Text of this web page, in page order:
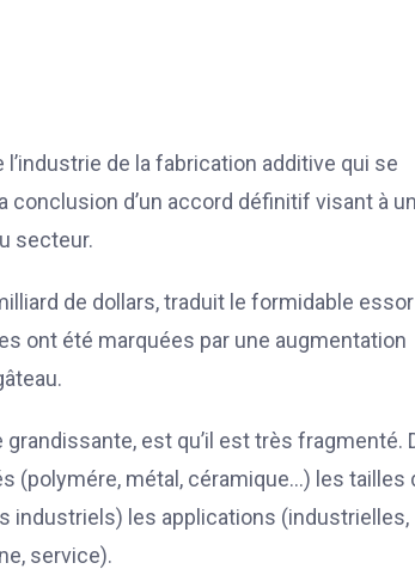
de la fabrication additive qui se
conclusion d’un accord définitif visant à
secteur.
de dollars, traduit le formidable
ont été marquées par une augmentation
est qu’il est très fragmenté.
(polymére, métal, céramique…) les tailles
industriels) les applications (industrielles,
service).